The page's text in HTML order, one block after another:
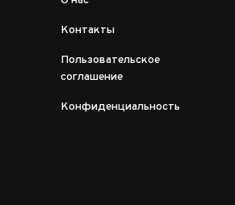
Контакты
Пользовательское
соглашение
Конфиденциальность